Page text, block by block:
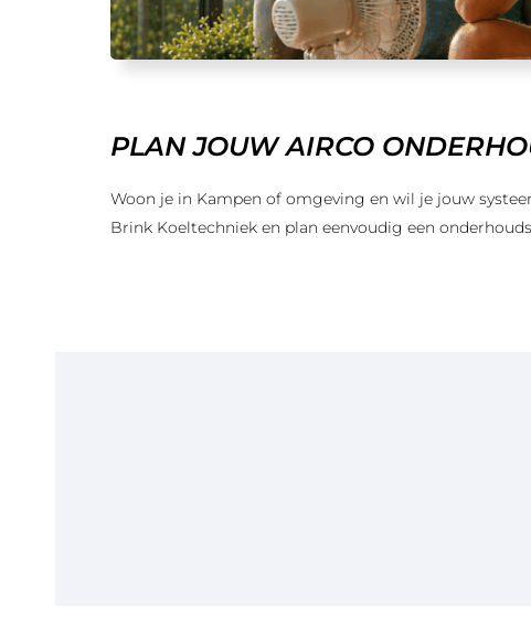
PLAN JOUW AIRCO
Woon je in Kampen of omgeving en wil je jouw
Brink Koeltechniek en plan eenvoudig een